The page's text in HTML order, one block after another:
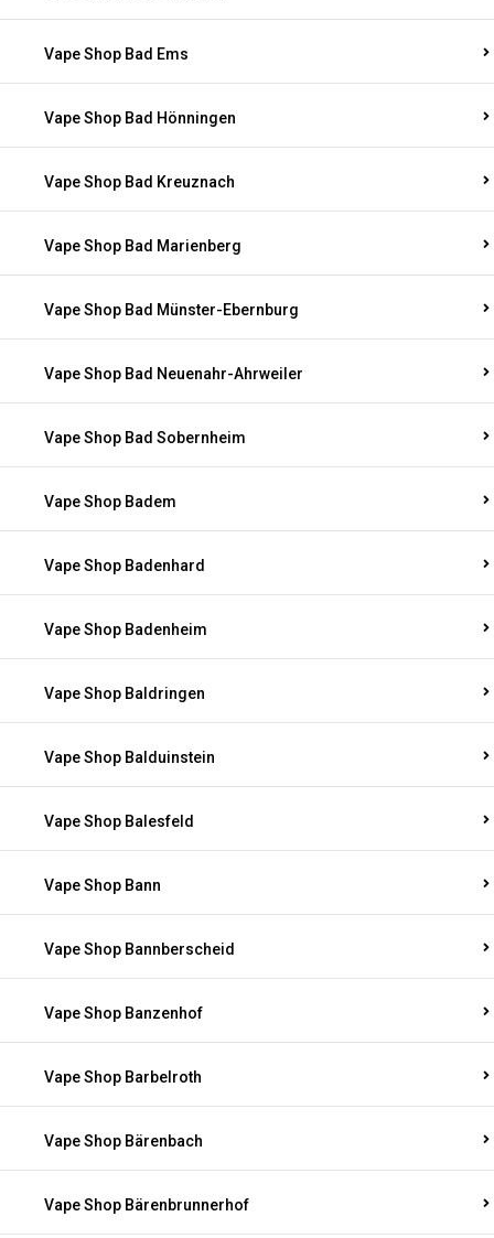
Vape Shop Bad Ems
Vape Shop Bad Hönningen
Vape Shop Bad Kreuznach
Vape Shop Bad Marienberg
Vape Shop Bad Münster-Ebernburg
Vape Shop Bad Neuenahr-Ahrweiler
Vape Shop Bad Sobernheim
Vape Shop Badem
Vape Shop Badenhard
Vape Shop Badenheim
Vape Shop Baldringen
Vape Shop Balduinstein
Vape Shop Balesfeld
Vape Shop Bann
Vape Shop Bannberscheid
Vape Shop Banzenhof
Vape Shop Barbelroth
Vape Shop Bärenbach
Vape Shop Bärenbrunnerhof